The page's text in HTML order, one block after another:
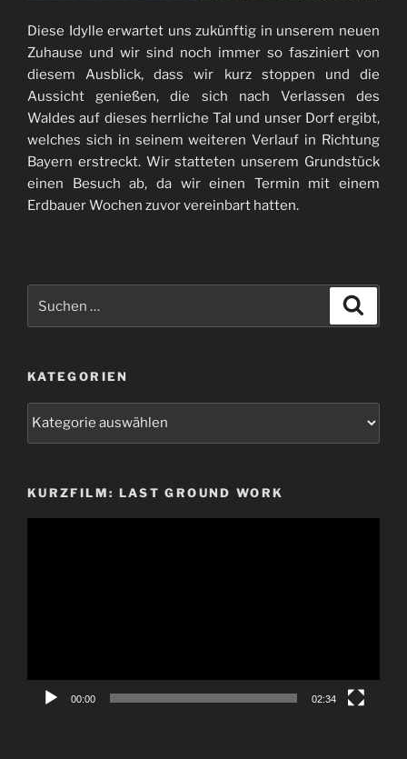
Diese Idylle erwartet uns zukünftig in unserem neuen
Zuhause und wir sind noch immer so fasziniert von
diesem Ausblick, dass wir kurz stoppen und die
Aussicht genießen, die sich nach Verlassen des
Waldes auf dieses herrliche Tal und unser Dorf ergibt,
welches sich in seinem weiteren Verlauf in Richtung
Bayern erstreckt. Wir statteten unserem Grundstück
einen Besuch ab, da wir einen Termin mit einem
Erdbauer Wochen zuvor vereinbart hatten.
nach:
KATEGORIEN
KURZFILM: LAST GROUND WORK
00:00 02:34